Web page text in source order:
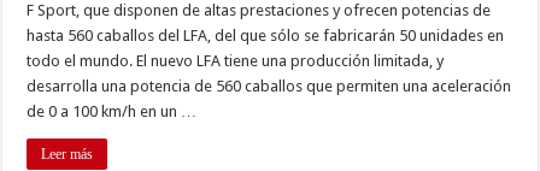
gama
deportiva
F
Sport
F Sport, que disponen de altas prestaciones y ofrecen potencias de
hasta 560 caballos del LFA, del que sólo se fabricarán 50 unidades en
todo el mundo. El nuevo LFA tiene una producción limitada, y
desarrolla una potencia de 560 caballos que permiten una aceleración
de 0 a 100 km/h en un …
Leer más